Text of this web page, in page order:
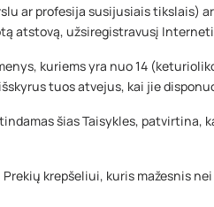
ar profesija susijusiais tikslais)
atstovą, užsiregistravusį
kuriems yra nuo 14
tuos atvejus, kai jie
šias Taisykles,
krepšeliui, kuris mažesnis nei